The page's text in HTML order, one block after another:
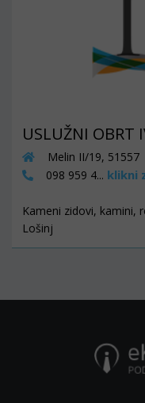
USLUŽNI OBRT
Melin II/19,
098 959 4... klikni
Kameni zidovi, kamini,
Lošinj